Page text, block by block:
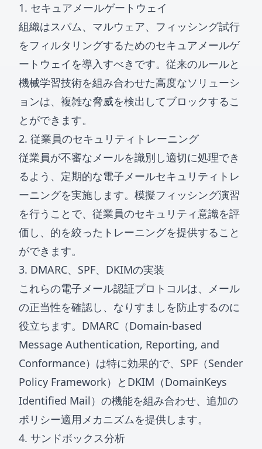
1. セキュアメールゲートウェイ
組織はスパム、マルウェア、フィッシング試行
をフィルタリングするためのセキュアメールゲ
ートウェイを導入すべきです。従来のルールと
機械学習技術を組み合わせた高度なソリューシ
ョンは、複雑な脅威を検出してブロックするこ
とができます。
2. 従業員のセキュリティトレーニング
従業員が不審なメールを識別し適切に処理でき
るよう、定期的な電子メールセキュリティトレ
ーニングを実施します。模擬フィッシング演習
を行うことで、従業員のセキュリティ意識を評
価し、的を絞ったトレーニングを提供すること
ができます。
3. DMARC、SPF、DKIMの実装
これらの電子メール認証プロトコルは、メール
の正当性を確認し、なりすましを防止するのに
役立ちます。DMARC（Domain-based
Message Authentication, Reporting, and
Conformance）は特に効果的で、SPF（Sender
Policy Framework）とDKIM（DomainKeys
Identified Mail）の機能を組み合わせ、追加の
ポリシー適用メカニズムを提供します。
4. サンドボックス分析